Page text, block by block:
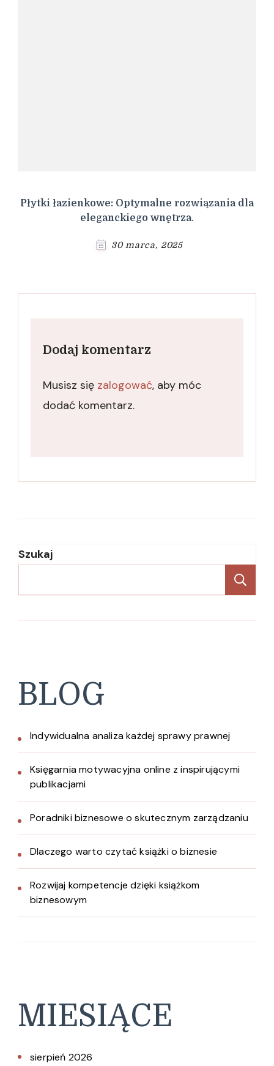
Płytki łazienkowe: Optymalne rozwiązania dla
eleganckiego wnętrza.
30 marca, 2025
Dodaj komentarz
Musisz się zalogować, aby móc
dodać komentarz.
Szukaj
BLOG
Indywidualna analiza każdej sprawy prawnej
Księgarnia motywacyjna online z inspirującymi
publikacjami
Poradniki biznesowe o skutecznym zarządzaniu
Dlaczego warto czytać książki o biznesie
Rozwijaj kompetencje dzięki książkom
biznesowym
MIESIĄCE
sierpień 2026